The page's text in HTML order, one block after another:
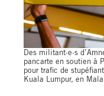
Des militant·e·s
pancarte en soutien à
pour trafic de
Kuala Lumpur, en